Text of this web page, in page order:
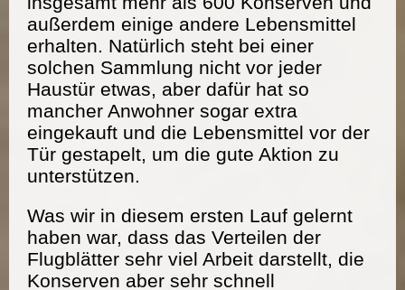
außerdem einige andere Lebensmittel
erhalten. Natürlich steht bei einer
solchen Sammlung nicht vor jeder
Haustür etwas, aber dafür hat so
mancher Anwohner sogar extra
eingekauft und die Lebensmittel vor der
Tür gestapelt, um die gute Aktion zu
unterstützen.
Was wir in diesem ersten Lauf gelernt
haben war, dass das Verteilen der
Flugblätter sehr viel Arbeit darstellt, die
Konserven aber sehr schnell